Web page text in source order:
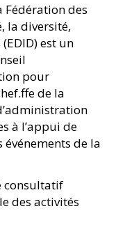
Fédération des
la diversité,
est un
pour
de la
à l’appui de
événements de la
consultatif
des activités